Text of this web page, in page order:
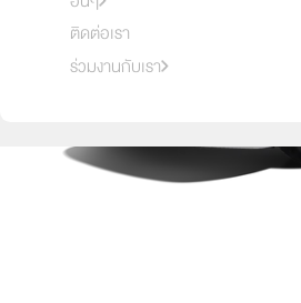
ติดต่อเรา
ร่วมงานกับเรา